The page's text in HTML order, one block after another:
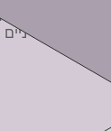
לפני הקמת
עורכי דין